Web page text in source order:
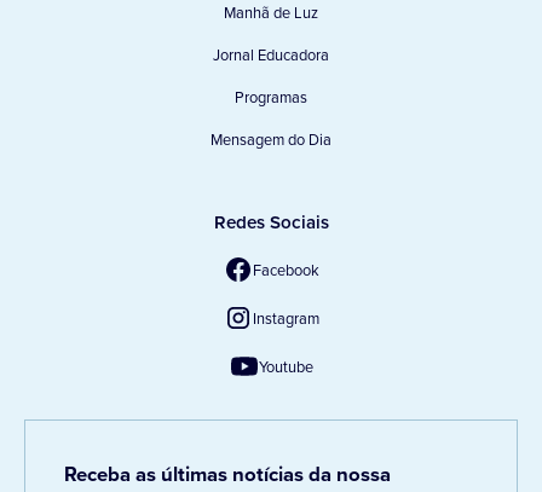
Manhã de Luz
Jornal Educadora
Programas
Mensagem do Dia
Redes Sociais
Facebook
Instagram
Youtube
Receba as últimas notícias da nossa